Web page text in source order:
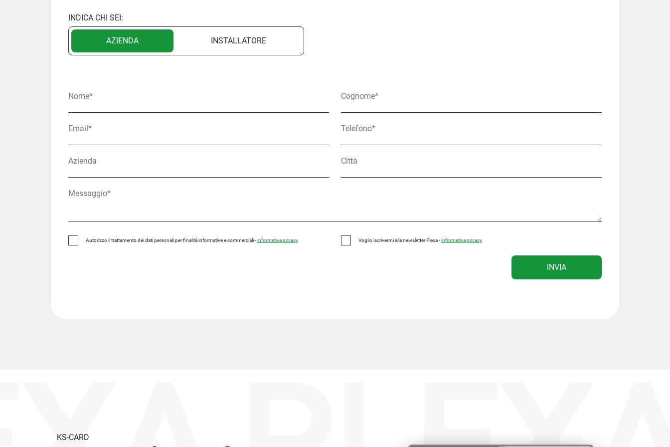
INDICA CHI SEI:
AZIENDA INSTALLATORE
Autorizzo il trattamento dei dati personali per finalità informative e commerciali -informativa privacy Voglio iscrivermi alla newsletter Plexa -informativa privacy
INVIA
KS-CARD